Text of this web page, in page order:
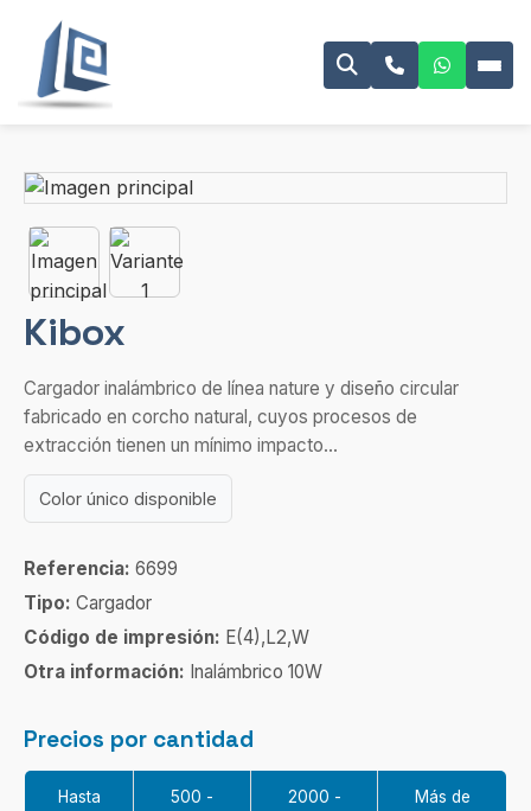
Kibox
Cargador inalámbrico de línea nature y diseño circular
fabricado en corcho natural, cuyos procesos de
extracción tienen un mínimo impacto...
Color único disponible
Referencia: 6699
Tipo: Cargador
Código de impresión: E(4),L2,W
Otra información: Inalámbrico 10W
Precios por cantidad
Hasta
500 -
2000 -
Más de